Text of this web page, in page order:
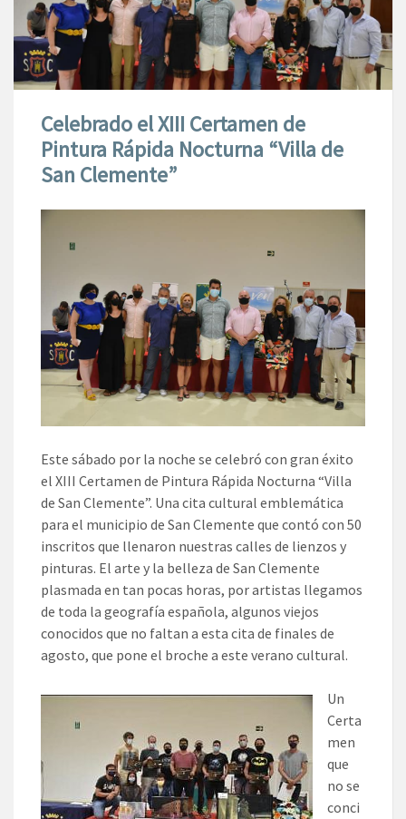
Celebrado el XIII Certamen de
Pintura Rápida Nocturna “Villa de
San Clemente”
Este sábado por la noche se celebró con gran éxito
el XIII Certamen de Pintura Rápida Nocturna “Villa
de San Clemente”. Una cita cultural emblemática
para el municipio de San Clemente que contó con 50
inscritos que llenaron nuestras calles de lienzos y
pinturas. El arte y la belleza de San Clemente
plasmada en tan pocas horas, por artistas llegamos
de toda la geografía española, algunos viejos
conocidos que no faltan a esta cita de finales de
agosto, que pone el broche a este verano cultural.
Un
Certa
men
que
no se
conci